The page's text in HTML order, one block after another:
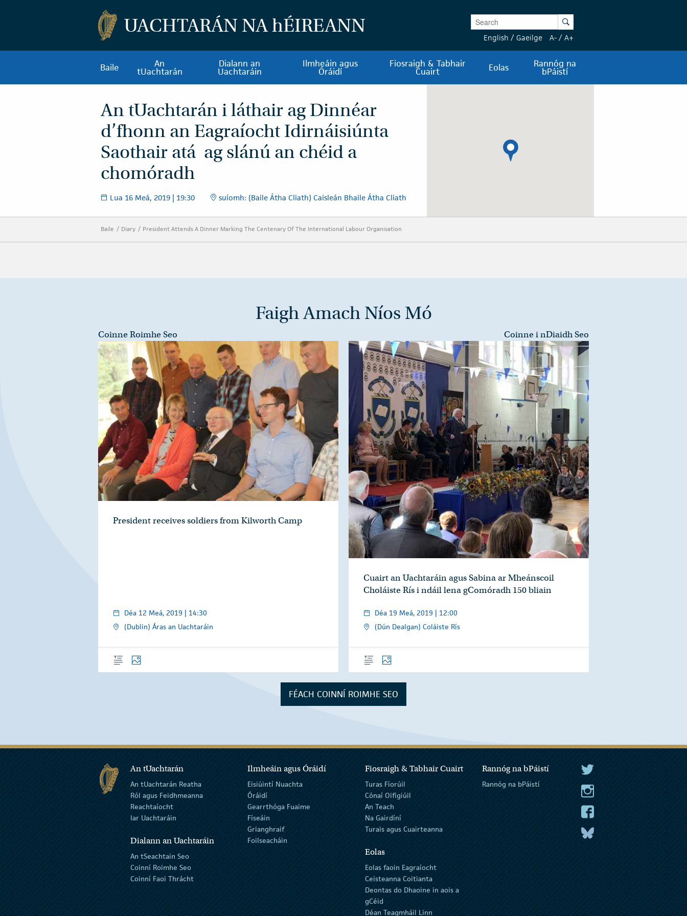
UACHTARÁN NAhÉIREANN Enter Keywords Search
English / Gaeilge A- / A+
Baile An
tUachtarán
Dialann an
Uachtaráin
Ilmheáin agus
Óráidí
Fiosraigh & Tabhair
Cuairt Eolas Rannóg na
bPáistí
An tUachtarán i láthair ag Dinnéar
d’fhonn an Eagraíocht Idirnáisiúnta
Saothair atá ag slánú an chéid a
chomóradh
Lua 16 Meá, 2019 | 19:30 suíomh: (Baile Átha Cliath) Caisleán Bhaile Átha Cliath
Baile Diary President Attends A Dinner Marking The Centenary Of The International Labour Organisation
Faigh Amach Níos Mó
Coinne Roimhe Seo
President receives soldiers from Kilworth Camp
Déa 12 Meá, 2019 | 14:30
(Dublin) Áras an Uachtaráin
ForléargasGrianghraif
Coinne i nDiaidh Seo
Cuairt an Uachtaráin agus Sabina ar Mheánscoil
Choláiste Rís i ndáil lena gComóradh 150 bliain
Déa 19 Meá, 2019 | 12:00
(Dún Dealgan) Coláiste Rís
ForléargasGrianghraif
FÉACH COINNÍ ROIMHE SEO
An tUachtarán
An tUachtarán Reatha
Ról agus Feidhmeanna
Reachtaíocht
Iar Uachtaráin
Dialann an Uachtaráin
An tSeachtain Seo
Coinní Roimhe Seo
Coinní Faoi Thrácht
Ilmheáin agus Óráidí
Eisiúintí Nuachta
Óráidí
Gearrthóga Fuaime
Físeáin
Grianghraif
Foilseacháin
Fiosraigh & Tabhair Cuairt
Turas Fíorúil
Cónaí Oifigiúil
An Teach
Na Gairdíní
Turais agus Cuairteanna
Eolas
Eolas faoin Eagraíocht
Ceisteanna Coitianta
Deontas do Dhaoine in aois a
gCéid
Déan Teagmháil Linn
Rannóg na bPáistí
Rannóg na bPáistí
An tUachtarán Twitter
An tUachtarán Instagram
An tUachtarán Facebook
An tUachtarán